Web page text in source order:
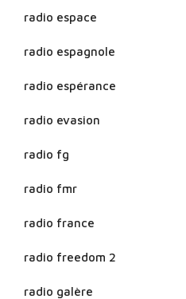
radio espace
radio espagnole
radio espérance
radio evasion
radio fg
radio fmr
radio france
radio freedom 2
radio galère